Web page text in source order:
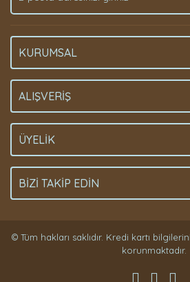
KURUMSAL
ALIŞVERİŞ
ÜYELİK
BİZİ TAKİP EDİN
© Tüm hakları saklıdır. Kredi kartı
korunmaktadır.